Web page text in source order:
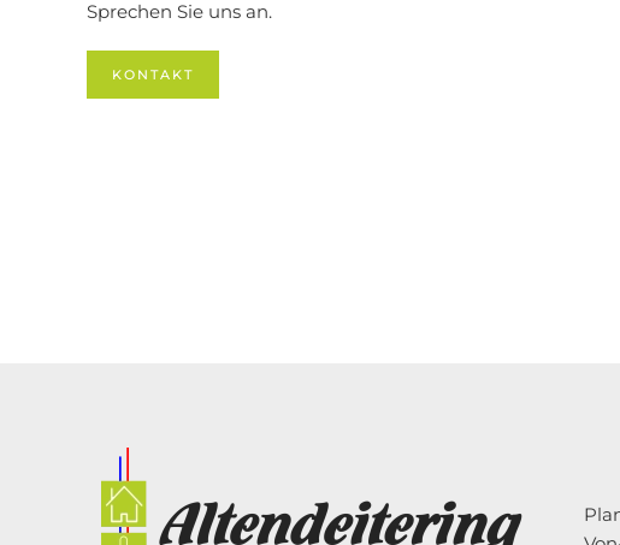
Sprechen Sie uns an.
KONTAKT